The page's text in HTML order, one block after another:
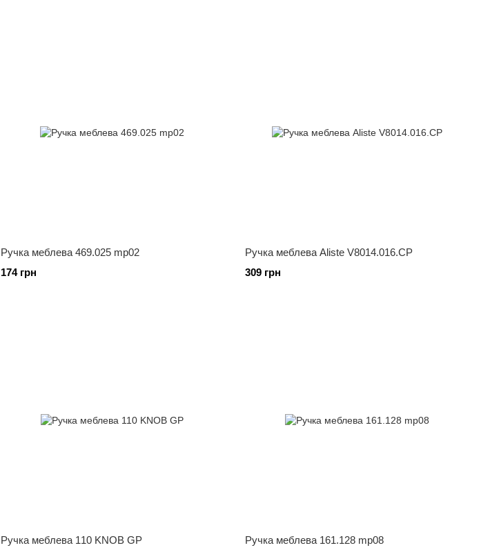
Ручка меблева 469.025 mp02
174 грн
Ручка меблева Aliste V8014.016.СP
309 грн
Ручка меблева 110 KNOB GP
Ручка меблева 161.128 mp08